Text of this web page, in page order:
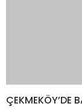
ÇEKMEKÖY’DE